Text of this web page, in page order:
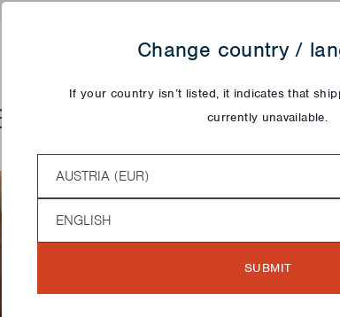
Produkt
Change country /
If your country isn’t listed, it indicates that
currently unavailable.
Country
Language
SUBMIT